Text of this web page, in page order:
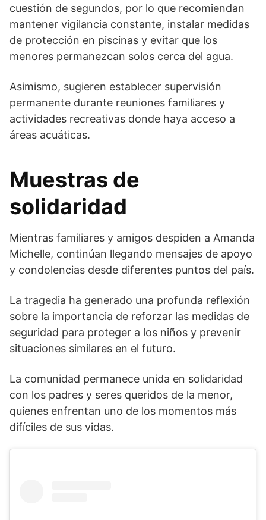
cuestión de segundos, por lo que recomiendan
mantener vigilancia constante, instalar medidas
de protección en piscinas y evitar que los
menores permanezcan solos cerca del agua.
Asimismo, sugieren establecer supervisión
permanente durante reuniones familiares y
actividades recreativas donde haya acceso a
áreas acuáticas.
Muestras de
solidaridad
Mientras familiares y amigos despiden a Amanda
Michelle, continúan llegando mensajes de apoyo
y condolencias desde diferentes puntos del país.
La tragedia ha generado una profunda reflexión
sobre la importancia de reforzar las medidas de
seguridad para proteger a los niños y prevenir
situaciones similares en el futuro.
La comunidad permanece unida en solidaridad
con los padres y seres queridos de la menor,
quienes enfrentan uno de los momentos más
difíciles de sus vidas.